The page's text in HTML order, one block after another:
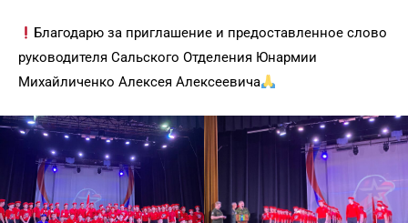
Благодарю за приглашение и предоставленное слово
руководителя Сальского Отделения Юнармии
Михайличенко Алексея Алексеевича